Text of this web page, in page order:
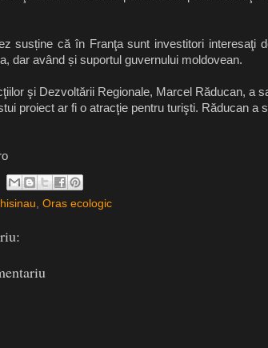
susține că în Franţa sunt investitori interesaţi
dar având și suportul guvernului moldovean.
şi Dezvoltării Regionale, Marcel Răducan, a
proiect ar fi o atracţie pentru turişti. Răducan a
, Oras ecologic